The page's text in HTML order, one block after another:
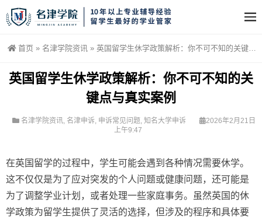
首页 » 名津学院资讯 » 英国留学生休学政策解析：你不可不知的关键点与真实案例
英国留学生休学政策解析：你不可不知的关
键点与真实案例
名津学院资讯, 名津申诉, 申诉常见问题, 知名大学申诉
2026年2月21日
上午9:47
在英国留学的过程中，学生可能会遇到各种情况需要休学。
这不仅仅是为了应对突发的个人问题或健康问题，还可能是
为了调整学业计划，或者处理一些家庭事务。虽然英国的休
学政策为留学生提供了灵活的选择，但涉及的程序和具体要